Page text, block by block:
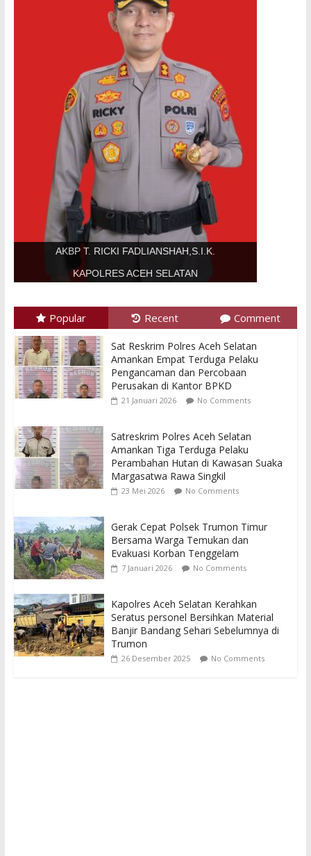
AKBP T. RICKI FADLIANSHAH,S.I.K.
KAPOLRES ACEH SELATAN
Popular Recent Comment
Sat Reskrim Polres Aceh Selatan
Amankan Empat Terduga Pelaku
Pengancaman dan Percobaan
Perusakan di Kantor BPKD
21 Januari 2026 No Comments
Satreskrim Polres Aceh Selatan
Amankan Tiga Terduga Pelaku
Perambahan Hutan di Kawasan Suaka
Margasatwa Rawa Singkil
23 Mei 2026 No Comments
Gerak Cepat Polsek Trumon Timur
Bersama Warga Temukan dan
Evakuasi Korban Tenggelam
7 Januari 2026 No Comments
Kapolres Aceh Selatan Kerahkan
Seratus personel Bersihkan Material
Banjir Bandang Sehari Sebelumnya di
Trumon
26 Desember 2025 No Comments